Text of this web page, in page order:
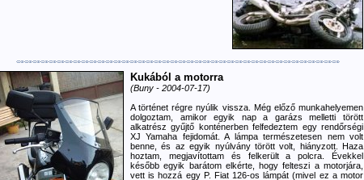
Kukából a motorra
(Buny - 2004-07-17)
A történet régre nyúlik vissza. Még előző munkahelyemen
dolgoztam, amikor egyik nap a garázs melletti törött
alkatrész gyűjtő konténerben felfedeztem egy rendőrségi
XJ Yamaha fejidomát. A lámpa természetesen nem volt
benne, és az egyik nyúlvány törött volt, hiányzott. Haza
hoztam, megjavítottam és felkerült a polcra. Évekkel
később egyik barátom elkérte, hogy felteszi a motorjára,
vett is hozzá egy P. Fiat 126-os lámpát (mivel ez a motor